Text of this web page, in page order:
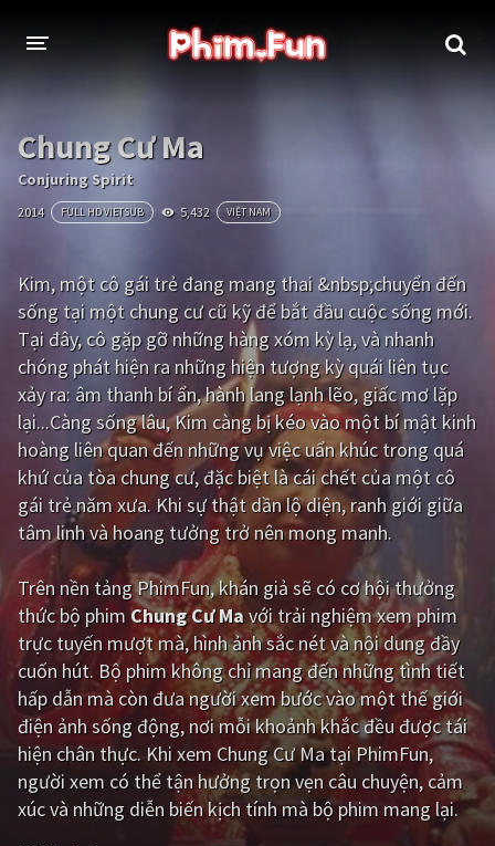
Thần thoại - Cổ trang
Tâm lý Chiến tranh
Kinh dị Tội phạm - Hình sự
Phiêu lưu Hài hước
Viễn tưởng Khoa học - Tài liệu
Hoạt hình Thể thao
Tình cảm - Lãng mạn Kỳ ảo
Giật gân Gia đình
Bí ẩn Lịch sử
Viễn Tây Tiểu sử
GameShow DramaTV
QUỐC GIA
Âu - Mỹ Trung Quốc - Hồng Kông
Hàn Quốc Nhật Bản
Chung Cư Ma
Conjuring Spirit
2014 FULL HD VIETSUB 5,432 VIỆT NAM
Kim, một cô gái trẻ đang mang thai &nbsp;chuyển đến
sống tại một chung cư cũ kỹ để bắt đầu cuộc sống mới.
Tại đây, cô gặp gỡ những hàng xóm kỳ lạ, và nhanh
chóng phát hiện ra những hiện tượng kỳ quái liên tục
xảy ra: âm thanh bí ẩn, hành lang lạnh lẽo, giấc mơ lặp
lại...Càng sống lâu, Kim càng bị kéo vào một bí mật kinh
hoàng liên quan đến những vụ việc uẩn khúc trong quá
khứ của tòa chung cư, đặc biệt là cái chết của một cô
gái trẻ năm xưa. Khi sự thật dần lộ diện, ranh giới giữa
tâm linh và hoang tưởng trở nên mong manh.
Trên nền tảngPhimFun, khán giả sẽ có cơ hội thưởng
thức bộ phim Chung Cư Mavới trải nghiệm xem phim
trực tuyến mượt mà, hình ảnh sắc nét và nội dung đầy
cuốn hút. Bộ phim không chỉ mang đến những tình tiết
hấp dẫn mà còn đưa người xem bước vào một thế giới
điện ảnh sống động, nơi mỗi khoảnh khắc đều được tái
hiện chân thực. Khi xem Chung Cư Ma tại PhimFun,
người xem có thể tận hưởng trọn vẹn câu chuyện, cảm
xúc và những diễn biến kịch tính mà bộ phim mang lại.